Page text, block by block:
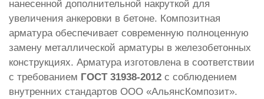
нанесенной дополнительной накруткой для
увеличения анкеровки в бетоне. Композитная
арматура обеспечивает современную полноценную
замену металлической арматуры в железобетонных
конструкциях. Арматура изготовлена в соответствии
с требованием ГОСТ 31938-2012 с соблюдением
внутренних стандартов ООО «АльянсКомпозит».